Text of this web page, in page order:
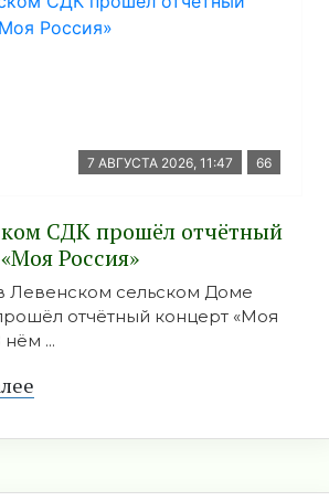
7 АВГУСТА 2026, 11:47 66
СДК прошёл отчётный
Россия»
Левенском сельском Доме
отчётный концерт «Моя
нём ...